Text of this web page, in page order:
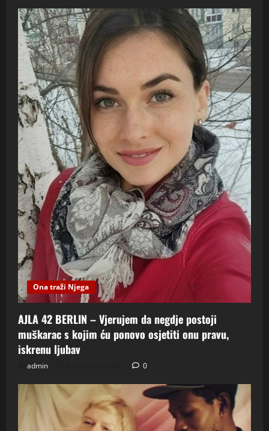
Ona traži Njega
AJLA 42 BERLIN – Vjerujem da negdje postoji
muškarac s kojim ću ponovo osjetiti onu pravu,
iskrenu ljubav
admin 0